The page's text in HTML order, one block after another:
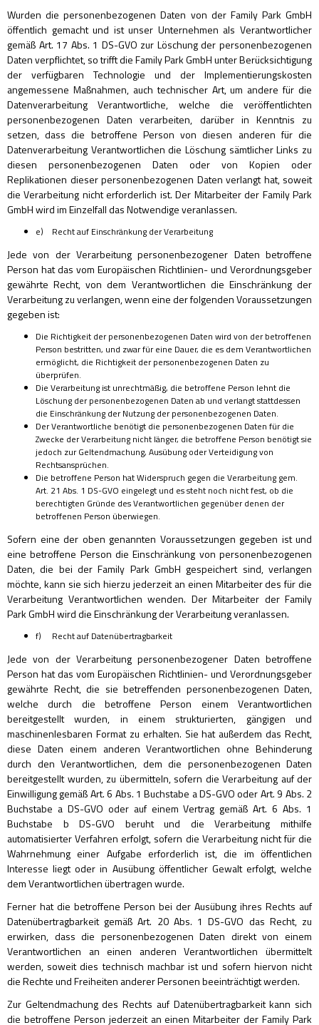
Wurden die personenbezogenen Daten von der Family Park GmbH
öffentlich gemacht und ist unser Unternehmen als Verantwortlicher
gemäß Art. 17 Abs. 1 DS-GVO zur Löschung der personenbezogenen
Daten verpflichtet, so trifft die Family Park GmbH unter Berücksichtigung
der verfügbaren Technologie und der Implementierungskosten
angemessene Maßnahmen, auch technischer Art, um andere für die
Datenverarbeitung Verantwortliche, welche die veröffentlichten
personenbezogenen Daten verarbeiten, darüber in Kenntnis zu
setzen, dass die betroffene Person von diesen anderen für die
Datenverarbeitung Verantwortlichen die Löschung sämtlicher Links zu
diesen personenbezogenen Daten oder von Kopien oder
Replikationen dieser personenbezogenen Daten verlangt hat, soweit
die Verarbeitung nicht erforderlich ist. Der Mitarbeiter der Family Park
GmbH wird im Einzelfall das Notwendige veranlassen.
e) Recht auf Einschränkung der Verarbeitung
Jede von der Verarbeitung personenbezogener Daten betroffene
Person hat das vom Europäischen Richtlinien- und Verordnungsgeber
gewährte Recht, von dem Verantwortlichen die Einschränkung der
Verarbeitung zu verlangen, wenn eine der folgenden Voraussetzungen
gegeben ist:
Die Richtigkeit der personenbezogenen Daten wird von der betroffenen
Person bestritten, und zwar für eine Dauer, die es dem Verantwortlichen
ermöglicht, die Richtigkeit der personenbezogenen Daten zu
überprüfen.
Die Verarbeitung ist unrechtmäßig, die betroffene Person lehnt die
Löschung der personenbezogenen Daten ab und verlangt stattdessen
die Einschränkung der Nutzung der personenbezogenen Daten.
Der Verantwortliche benötigt die personenbezogenen Daten für die
Zwecke der Verarbeitung nicht länger, die betroffene Person benötigt sie
jedoch zur Geltendmachung, Ausübung oder Verteidigung von
Rechtsansprüchen.
Die betroffene Person hat Widerspruch gegen die Verarbeitung gem.
Art. 21 Abs. 1 DS-GVO eingelegt und es steht noch nicht fest, ob die
berechtigten Gründe des Verantwortlichen gegenüber denen der
betroffenen Person überwiegen.
Sofern eine der oben genannten Voraussetzungen gegeben ist und
eine betroffene Person die Einschränkung von personenbezogenen
Daten, die bei der Family Park GmbH gespeichert sind, verlangen
möchte, kann sie sich hierzu jederzeit an einen Mitarbeiter des für die
Verarbeitung Verantwortlichen wenden. Der Mitarbeiter der Family
Park GmbH wird die Einschränkung der Verarbeitung veranlassen.
f) Recht auf Datenübertragbarkeit
Jede von der Verarbeitung personenbezogener Daten betroffene
Person hat das vom Europäischen Richtlinien- und Verordnungsgeber
gewährte Recht, die sie betreffenden personenbezogenen Daten,
welche durch die betroffene Person einem Verantwortlichen
bereitgestellt wurden, in einem strukturierten, gängigen und
maschinenlesbaren Format zu erhalten. Sie hat außerdem das Recht,
diese Daten einem anderen Verantwortlichen ohne Behinderung
durch den Verantwortlichen, dem die personenbezogenen Daten
bereitgestellt wurden, zu übermitteln, sofern die Verarbeitung auf der
Einwilligung gemäß Art. 6 Abs. 1 Buchstabe a DS-GVO oder Art. 9 Abs. 2
Buchstabe a DS-GVO oder auf einem Vertrag gemäß Art. 6 Abs. 1
Buchstabe b DS-GVO beruht und die Verarbeitung mithilfe
automatisierter Verfahren erfolgt, sofern die Verarbeitung nicht für die
Wahrnehmung einer Aufgabe erforderlich ist, die im öffentlichen
Interesse liegt oder in Ausübung öffentlicher Gewalt erfolgt, welche
dem Verantwortlichen übertragen wurde.
Ferner hat die betroffene Person bei der Ausübung ihres Rechts auf
Datenübertragbarkeit gemäß Art. 20 Abs. 1 DS-GVO das Recht, zu
erwirken, dass die personenbezogenen Daten direkt von einem
Verantwortlichen an einen anderen Verantwortlichen übermittelt
werden, soweit dies technisch machbar ist und sofern hiervon nicht
die Rechte und Freiheiten anderer Personen beeinträchtigt werden.
Zur Geltendmachung des Rechts auf Datenübertragbarkeit kann sich
die betroffene Person jederzeit an einen Mitarbeiter der Family Park